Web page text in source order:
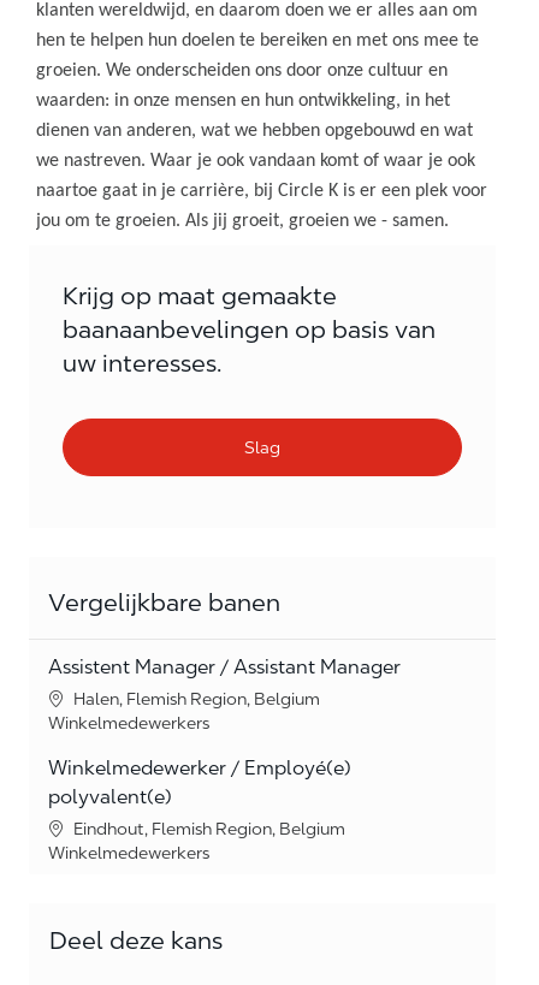
klanten wereldwijd, en daarom doen we er alles aan om
hen te helpen hun doelen te bereiken en met ons mee te
groeien. We onderscheiden ons door onze cultuur en
waarden: in onze mensen en hun ontwikkeling, in het
dienen van anderen, wat we hebben opgebouwd en wat
we nastreven. Waar je ook vandaan komt of waar je ook
naartoe gaat in je carrière, bij Circle K is er een plek voor
jou om te groeien. Als jij groeit, groeien we - samen.
Krijg op maat gemaakte
baanaanbevelingen op basis van
uw interesses.
Slag
Vergelijkbare banen
Assistent Manager / Assistant Manager
Location
Halen, Flemish Region, Belgium
Category
Winkelmedewerkers
Winkelmedewerker / Employé(e)
polyvalent(e)
Location
Eindhout, Flemish Region, Belgium
Category
Winkelmedewerkers
Deel deze kans